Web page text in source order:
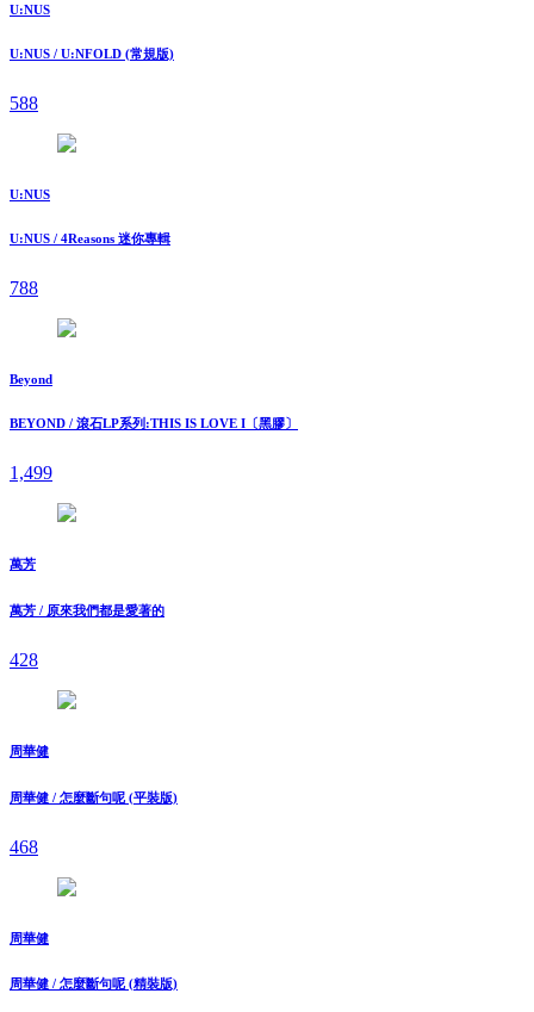
U:NUS
U:NUS / U:NFOLD (常規版)
588
U:NUS
U:NUS / 4Reasons 迷你專輯
788
Beyond
BEYOND / 滾石LP系列:THIS IS LOVE I〔黑膠〕
1,499
萬芳
萬芳 / 原來我們都是愛著的
428
周華健
周華健 / 怎麼斷句呢 (平裝版)
468
周華健
周華健 / 怎麼斷句呢 (精裝版)